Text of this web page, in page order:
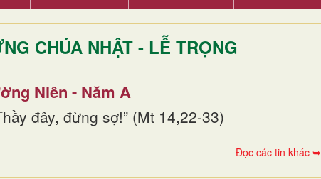
CHÚA NHẬT - LỄ TRỌNG
Niên - Năm A
đây, đừng sợ!” (Mt 14,22-33)
Đọc các tin khác ➥